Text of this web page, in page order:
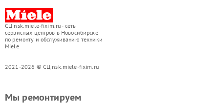
СЦ nsk.miele-fixim.ru - сеть
сервисных центров в Новосибирске
по ремонту и обслуживанию техники
Miele
2021-2026 © СЦ nsk.miele-fixim.ru
Мы ремонтируем